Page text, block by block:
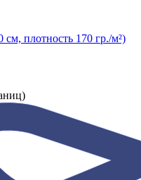
плотность 170 гр./м²)